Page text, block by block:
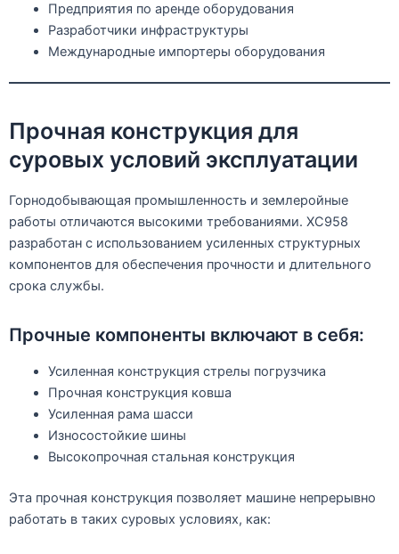
Предприятия по аренде оборудования
Разработчики инфраструктуры
Международные импортеры оборудования
Прочная конструкция для
суровых условий эксплуатации
Горнодобывающая промышленность и землеройные
работы отличаются высокими требованиями. XC958
разработан с использованием усиленных структурных
компонентов для обеспечения прочности и длительного
срока службы.
Прочные компоненты включают в себя:
Усиленная конструкция стрелы погрузчика
Прочная конструкция ковша
Усиленная рама шасси
Износостойкие шины
Высокопрочная стальная конструкция
Эта прочная конструкция позволяет машине непрерывно
работать в таких суровых условиях, как: